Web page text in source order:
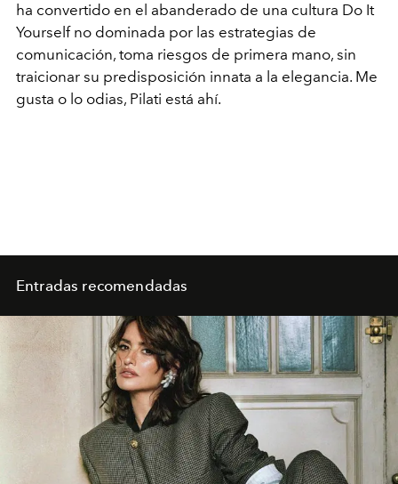
ha convertido en el abanderado de una cultura Do It
Yourself no dominada por las estrategias de
comunicación, toma riesgos de primera mano, sin
traicionar su predisposición innata a la elegancia. Me
gusta o lo odias, Pilati está ahí.
Entradas recomendadas